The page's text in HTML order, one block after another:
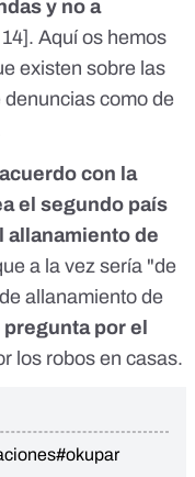
y no a
]. Aquí os hemos
existen sobre las
como de
con la
el segundo país
allanamiento de
a la vez sería "de
allanamiento de
por el
los robos en casas.
#okupar